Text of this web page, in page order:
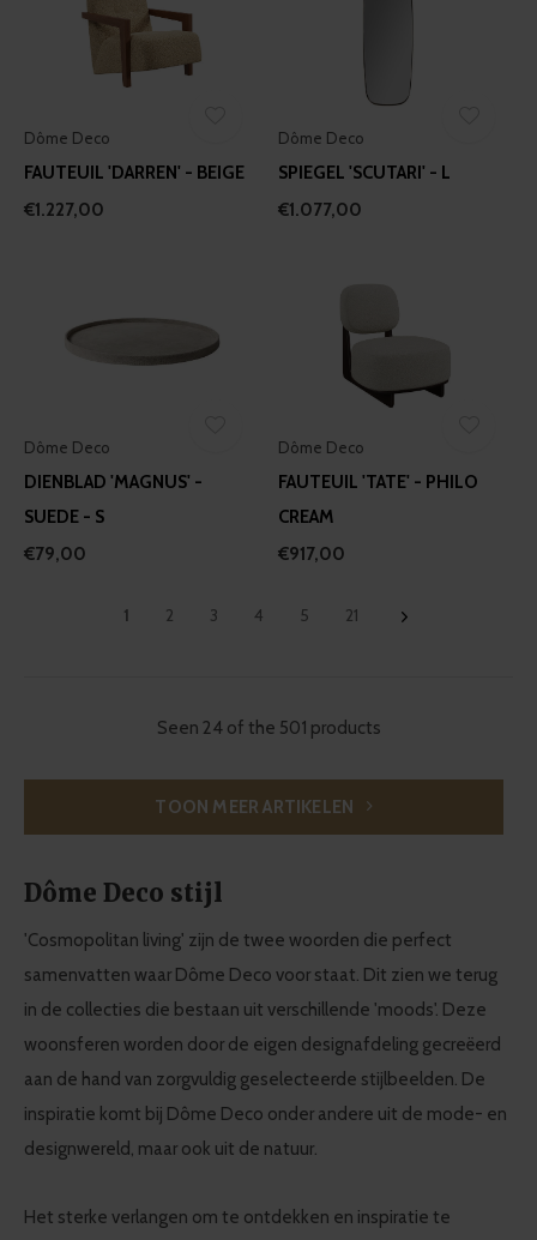
Dôme Deco
FAUTEUIL 'DARREN' - BEIGE
€1.227,00
Dôme Deco
SPIEGEL 'SCUTARI' - L
€1.077,00
Dôme Deco
DIENBLAD 'MAGNUS' -
SUEDE - S
€79,00
Dôme Deco
FAUTEUIL 'TATE' - PHILO
CREAM
€917,00
1 2 3 4 5 21
Seen 24 of the 501 products
TOON MEER ARTIKELEN
Dôme Deco stijl
'Cosmopolitan living' zijn de twee woorden die perfect
samenvatten waar Dôme Deco voor staat. Dit zien we terug
in de collecties die bestaan uit verschillende 'moods'. Deze
woonsferen worden door de eigen designafdeling gecreëerd
aan de hand van zorgvuldig geselecteerde stijlbeelden. De
inspiratie komt bij Dôme Deco onder andere uit de mode- en
designwereld, maar ook uit de natuur.
Het sterke verlangen om te ontdekken en inspiratie te